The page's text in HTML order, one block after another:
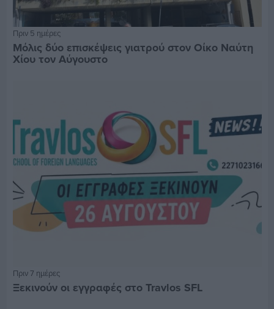
Πριν 5 ημέρες
Μόλις δύο επισκέψεις γιατρού στον Οίκο Ναύτη
Χίου τον Αύγουστο
Πριν 7 ημέρες
Ξεκινούν οι εγγραφές στο Travlos SFL